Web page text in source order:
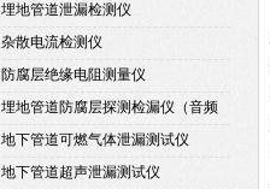
埋地管道泄漏检测仪
杂散电流检测仪
防腐层绝缘电阻测量仪
埋地管道防腐层探测检漏仪（音频
检漏仪）
地下管道可燃气体泄漏测试仪
地下管道超声泄漏测试仪